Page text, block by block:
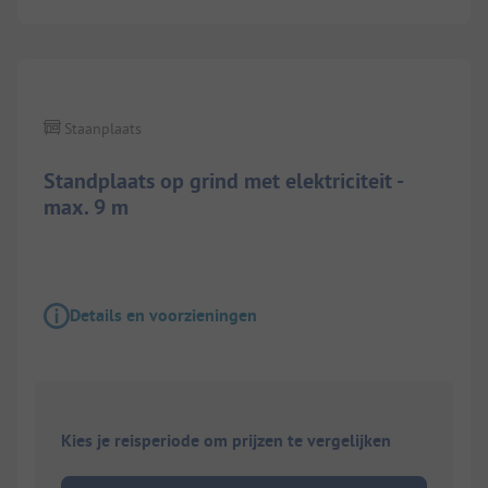
Standplaats op grind met elektriciteit -
max. 9 m
Staanplaats
Details en voorzieningen
Kies je reisperiode om prijzen te vergelijken